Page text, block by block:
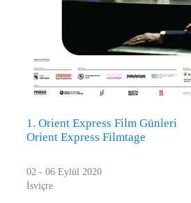
1. Orient Express Film Günleri
Orient Express Filmtage
02 - 06 Eylül 2020
İsviçre